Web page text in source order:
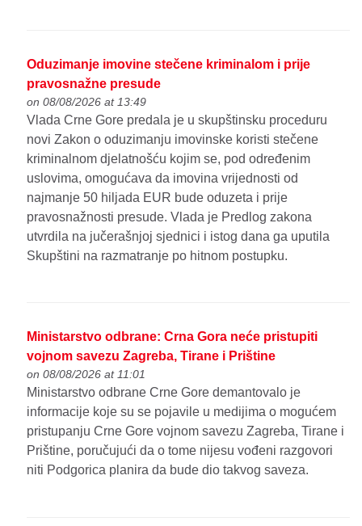
Oduzimanje imovine stečene kriminalom i prije
pravosnažne presude
on 08/08/2026 at 13:49
Vlada Crne Gore predala je u skupštinsku proceduru
novi Zakon o oduzimanju imovinske koristi stečene
kriminalnom djelatnošću kojim se, pod određenim
uslovima, omogućava da imovina vrijednosti od
najmanje 50 hiljada EUR bude oduzeta i prije
pravosnažnosti presude. Vlada je Predlog zakona
utvrdila na jučerašnjoj sjednici i istog dana ga uputila
Skupštini na razmatranje po hitnom postupku.
Ministarstvo odbrane: Crna Gora neće pristupiti
vojnom savezu Zagreba, Tirane i Prištine
on 08/08/2026 at 11:01
Ministarstvo odbrane Crne Gore demantovalo je
informacije koje su se pojavile u medijima o mogućem
pristupanju Crne Gore vojnom savezu Zagreba, Tirane i
Prištine, poručujući da o tome nijesu vođeni razgovori
niti Podgorica planira da bude dio takvog saveza.